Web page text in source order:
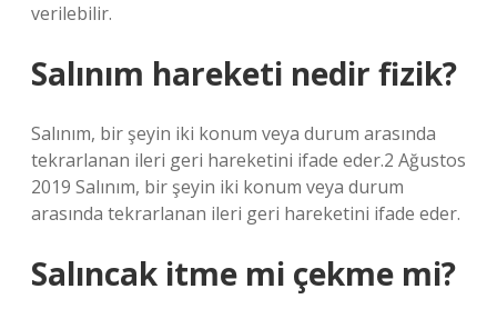
verilebilir.
Salınım hareketi nedir fizik?
Salınım, bir şeyin iki konum veya durum arasında
tekrarlanan ileri geri hareketini ifade eder.2 Ağustos
2019 Salınım, bir şeyin iki konum veya durum
arasında tekrarlanan ileri geri hareketini ifade eder.
Salıncak itme mi çekme mi?